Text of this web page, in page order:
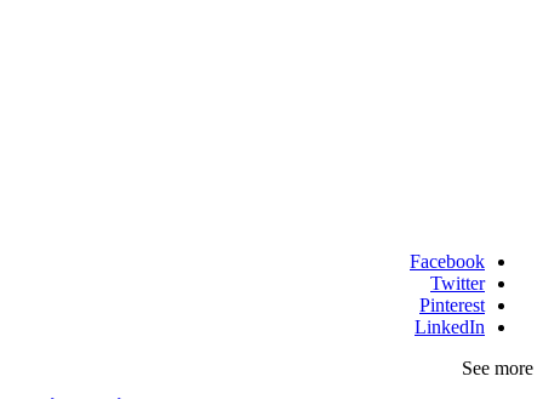
Facebook
Twitter
Pinterest
LinkedIn
See more